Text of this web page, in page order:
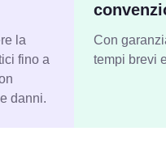
la
fino a
danni.
Con
tempi brevi